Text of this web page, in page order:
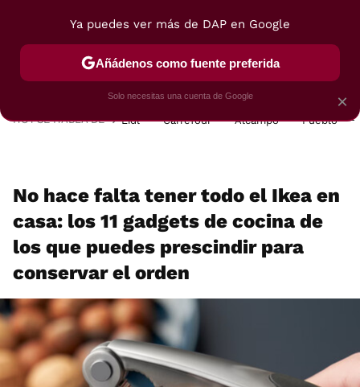
POSTRES VIAJES SELECCIÓN VEGUI
HOY SE HABLA DE Lidl Carrefour Alcampo Pueblo
No hace falta tener todo el Ikea en
casa: los 11 gadgets de cocina de
los que puedes prescindir para
conservar el orden
×
Ya puedes ver más de DAP en Google
Añádenos como fuente preferida
Solo necesitas una cuenta de Google